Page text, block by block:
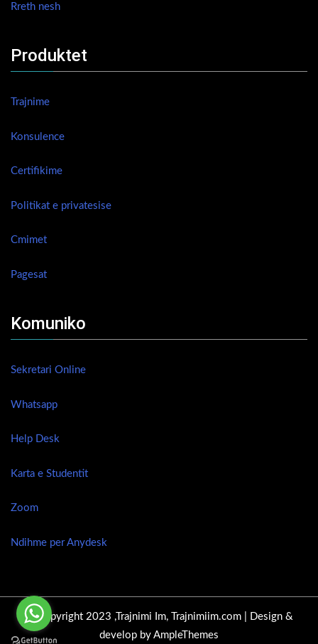
Rreth nesh
Produktet
Trajnime
Konsulence
Certifikime
Politikat e privatesise
Cmimet
Pagesat
Komuniko
Sekretari Online
Whatsapp
Help Desk
Karta e Studentit
Zoom
Ndihme per Anydesk
© Copyright 2023 ,Trajnimi Im, Trajnimiim.com |
Design &
develop by AmpleThemes